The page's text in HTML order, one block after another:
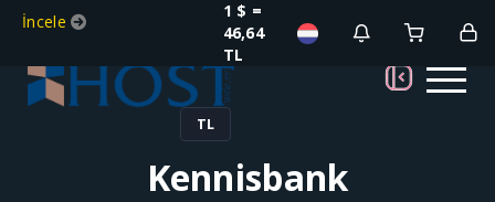
İncele
1 $ =
46,64
TL
TL
Kennisbank